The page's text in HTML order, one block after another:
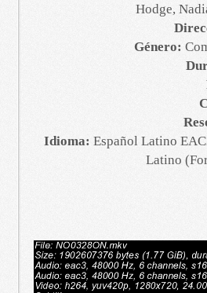
Hodge,
Género:
Idioma: Español Latino
Latino